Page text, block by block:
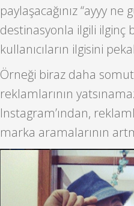
paylaşacağınız “ayyy
destinasyonla ilgili ilginç
kullanıcıların ilgisini
Örneği biraz daha
reklamlarının
Instagram’ından,
marka aramalarının